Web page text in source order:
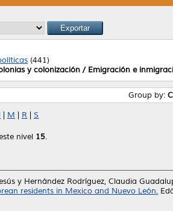
(441)
y colonización / Emigración e
Group by:
M R S
nivel 15.
y Hernández Rodríguez, Claudia
residents in Mexico and Nuevo León.